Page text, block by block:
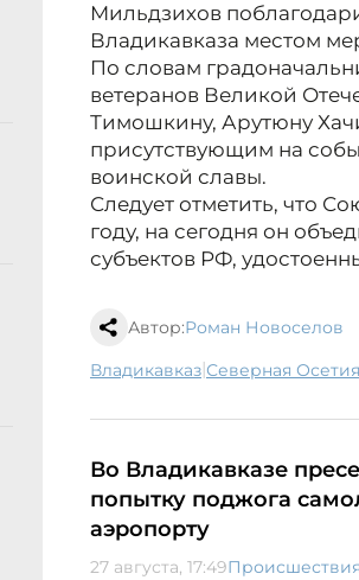
Мильдзихов
Владикавказа местом
По словам
ветеранов Великой
Тимошкину, Арутюну
присутствующим на
воинской славы.
Следует отметить, что
году, на сегодня он
субъектов РФ,
Автор:Роман Новоселов
Владикавказ| Северная Осетия
Во Владикавказе
попытку поджога
аэропорту
27 августа, 17:49Происшествия